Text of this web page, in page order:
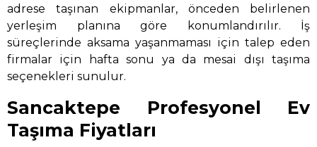
adrese taşınan ekipmanlar, önceden belirlenen
yerleşim planına göre konumlandırılır. İş
süreçlerinde aksama yaşanmaması için talep eden
firmalar için hafta sonu ya da mesai dışı taşıma
seçenekleri sunulur.
Sancaktepe Profesyonel Ev
Taşıma Fiyatları